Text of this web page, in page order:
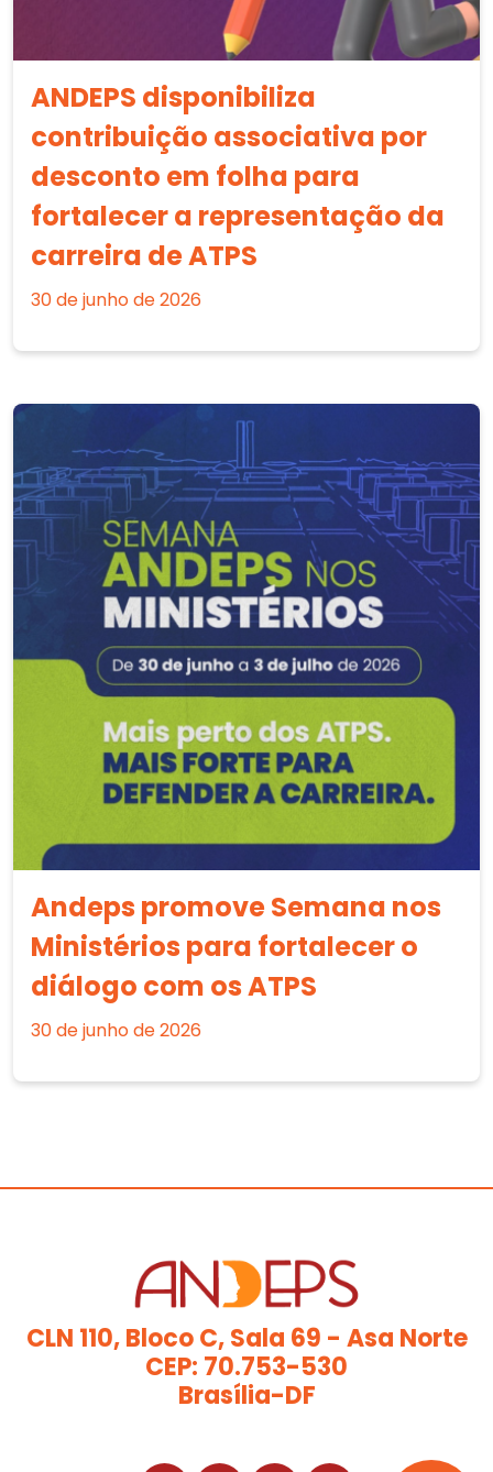
ANDEPS disponibiliza
contribuição associativa por
desconto em folha para
fortalecer a representação da
carreira de ATPS
30 de junho de 2026
Andeps promove Semana nos
Ministérios para fortalecer o
diálogo com os ATPS
30 de junho de 2026
CLN 110, Bloco C, Sala 69 - Asa Norte
CEP: 70.753-530
Brasília-DF